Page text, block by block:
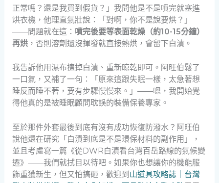
正常嗎？還是我買到假貨？」我問他是不是噴完就塞進
烘衣機，他理直氣壯說：「對啊，你不是說要烘？」
——問題就在這： 噴完後要等表面乾燥（約10-15分鐘）
再烘，否則溶劑還沒揮發就直接熱烘，會留下白漬。
我告訴他用濕布擦掉白漬、重新晾乾即可。阿旺伯鬆了
一口氣，又補了一句：「原來這跟失眠一樣，太急著想
睡反而睡不著，要有步驟慢慢來。」——嗯，我開始覺
得他真的是被睡眠顧問耽誤的裝備保養專家。
至於那件外套最後到底有沒有成功恢復防潑水？阿旺伯
說他還在研究「白漬到底是不是環保材料的副作用」，
並且考慮寫一篇《從DWR白漬看台灣百岳路線的氣候變
遷》——我們就拭目以待吧。如果你也想讓你的機能服
飾重獲新生，但又怕搞砸，歡迎到 山道具攻略誌｜台灣